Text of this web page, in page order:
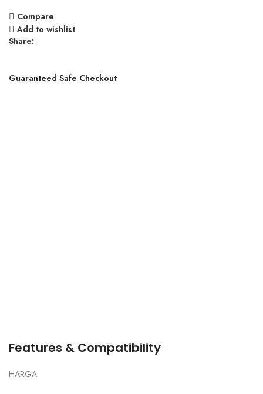
Compare
Add to wishlist
Share:
Guaranteed Safe Checkout
Features & Compatibility
HARGA